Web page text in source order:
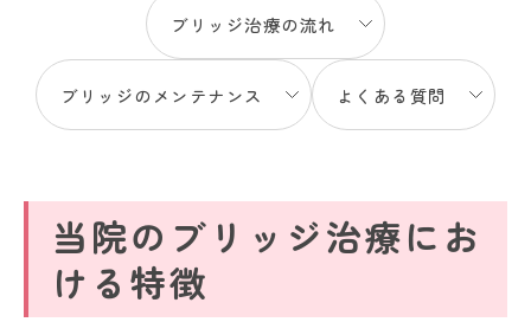
ブリッジ治療の流れ
ブリッジのメンテナンス よくある質問
当院のブリッジ治療にお
ける特徴